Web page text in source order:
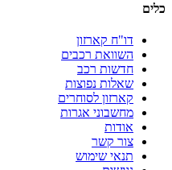
כלים
דו"ח קארזון
השוואת רכבים
חדשות רכב
שאלות נפוצות
קארזון לסוחרים
מחשבוני אגרות
אודות
צור קשר
תנאי שימוש